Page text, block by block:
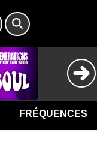
FRÉQUENCES